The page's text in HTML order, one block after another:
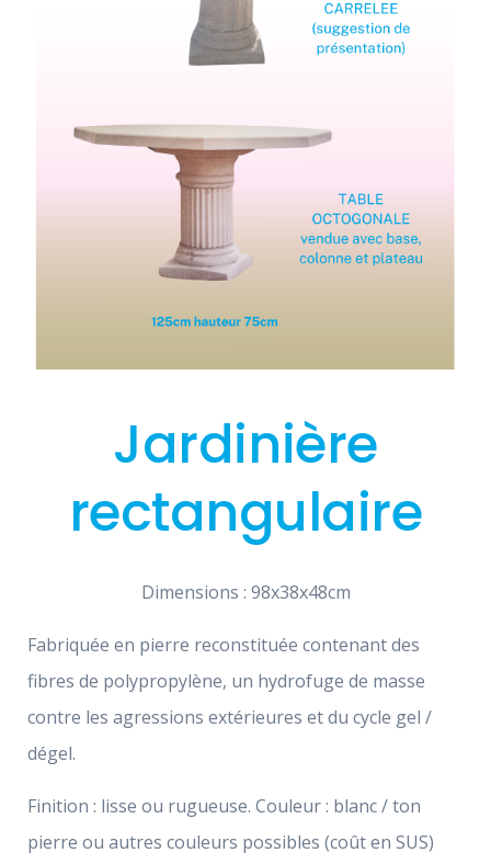
Jardinière
rectangulaire
Dimensions : 98x38x48cm
Fabriquée en pierre reconstituée contenant des
fibres de polypropylène, un hydrofuge de masse
contre les agressions extérieures et du cycle gel /
dégel.
Finition : lisse ou rugueuse. Couleur : blanc / ton
pierre ou autres couleurs possibles (coût en SUS)